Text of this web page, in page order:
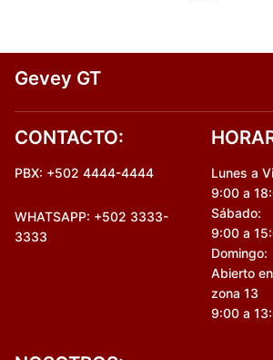
Gevey GT
CONTACTO:
PBX: +502 4444-4444
WHATSAPP: +502 3333-
3333
Lunes a
9:00 a
Sábado:
9:00 a
Domingo:
Abierto
zona 13
9:00 a